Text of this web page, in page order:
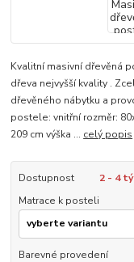
Kvalitní masivní dřevěná
dřeva nejvyšší kvality .
dřevěného nábytku a
postele: vnitřní rozměr:
209 cm výška ... celý popis
Dostupnost
2 - 4
Matrace k posteli
Barevné provedení